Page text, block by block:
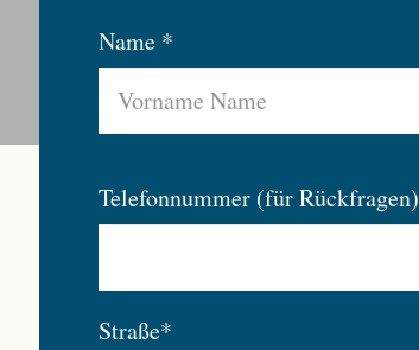
Name *
Telefonnummer (für Rückfragen)
Straße*